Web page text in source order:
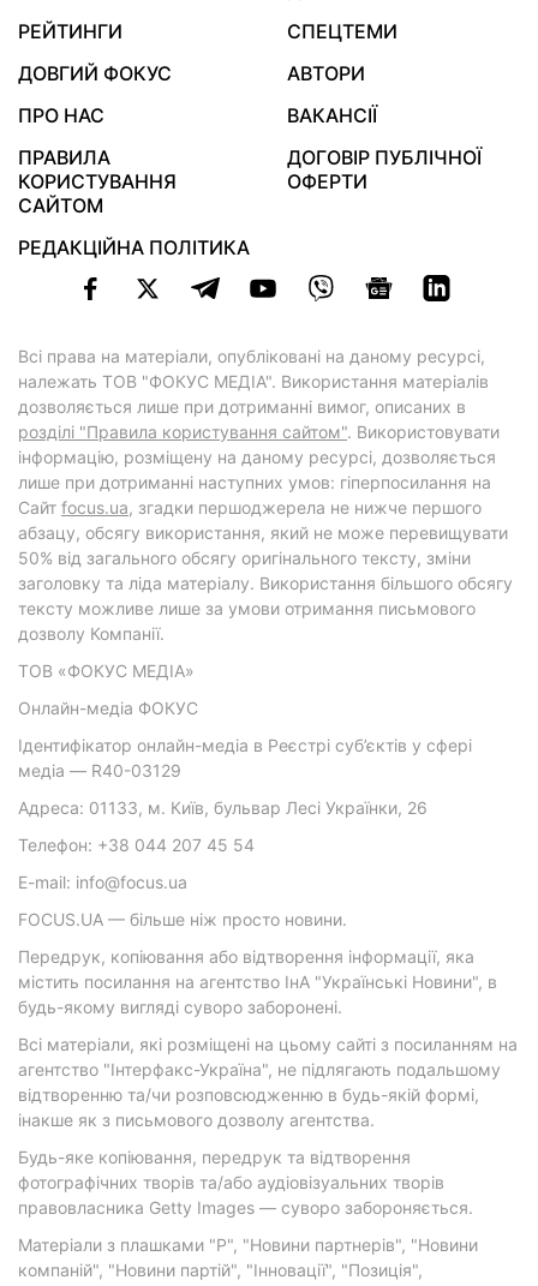
РЕЙТИНГИ
СПЕЦТЕМИ
ДОВГИЙ ФОКУС
АВТОРИ
ПРО НАС
ВАКАНСІЇ
ПРАВИЛА
КОРИСТУВАННЯ
САЙТОМ
ДОГОВІР ПУБЛІЧНОЇ
ОФЕРТИ
РЕДАКЦІЙНА ПОЛІТИКА
Всі права на матеріали, опубліковані на даному ресурсі,
належать ТОВ "ФОКУС МЕДІА". Використання матеріалів
дозволяється лише при дотриманні вимог, описаних в
розділі "Правила користування сайтом". Використовувати
інформацію, розміщену на даному ресурсі, дозволяється
лише при дотриманні наступних умов: гіперпосилання на
Cайт focus.ua, згадки першоджерела не нижче першого
абзацу, обсягу використання, який не може перевищувати
50% від загального обсягу оригінального тексту, зміни
заголовку та ліда матеріалу. Використання більшого обсягу
тексту можливе лише за умови отримання письмового
дозволу Компанії.
ТОВ «ФОКУС МЕДІА»
Онлайн-медіа ФОКУС
Ідентифікатор онлайн-медіа в Реєстрі суб’єктів у сфері
медіа — R40-03129
Адреса: 01133, м. Київ, бульвар Лесі Українки, 26
Телефон: +38 044 207 45 54
E-mail: info@focus.ua
FOCUS.UA — більше ніж просто новини.
Передрук, копіювання або відтворення інформації, яка
містить посилання на агентство ІнА "Українські Новини", в
будь-якому вигляді суворо заборонені.
Всі матеріали, які розміщені на цьому сайті з посиланням на
агентство "Інтерфакс-Україна", не підлягають подальшому
відтворенню та/чи розповсюдженню в будь-якій формі,
інакше як з письмового дозволу агентства.
Будь-яке копіювання, передрук та відтворення
фотографічних творів та/або аудіовізуальних творів
правовласника Getty Images — суворо забороняється.
Матеріали з плашками "Р", "Новини партнерів", "Новини
компаній", "Новини партій", "Інновації", "Позиція",